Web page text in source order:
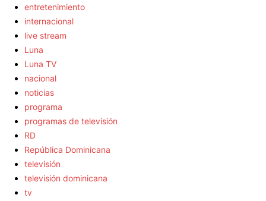
entretenimiento
internacional
live stream
Luna
Luna TV
nacional
noticias
programa
programas de televisión
RD
República Dominicana
televisión
televisión dominicana
tv